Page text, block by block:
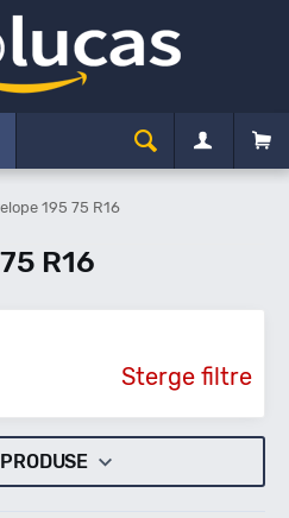
195 75 R16
R16
Sterge filtre